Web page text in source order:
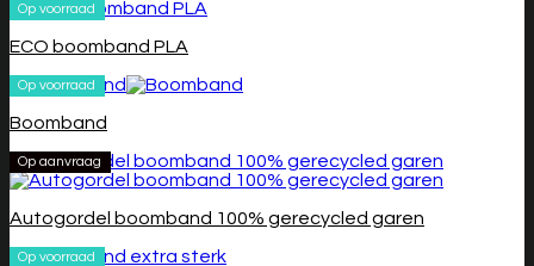
Op voorraad
ECO boomband PLA
Op voorraad
Boomband
Op aanvraag
Autogordel boomband 100% gerecycled garen
Op voorraad